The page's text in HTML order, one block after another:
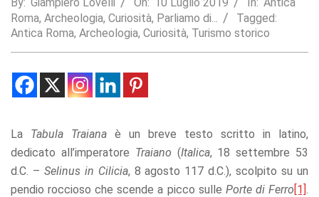
Roma, Archeologia, Curiosità, Parliamo di...
Tagged:
Antica Roma, Archeologia, Curiosità, Turismo storico
La Tabula Traiana è un breve testo scritto in latino,
dedicato all’imperatore Traiano (Italica, 18 settembre 53
d.C. – Selinus in Cilicia, 8 agosto 117 d.C.), scolpito su un
pendio roccioso che scende a picco sulle Porte di Ferro[1]
Statistics
In order for
us to
website's
functionality
based on
website is
used.